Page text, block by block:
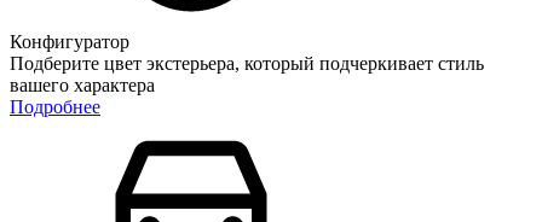
Конфигуратор
Подберите цвет экстерьера, который подчеркивает стиль
вашего характера
Подробнее